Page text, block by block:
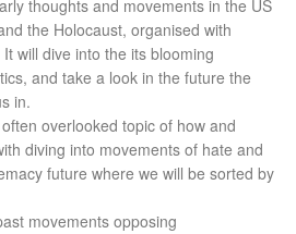
thoughts and movements in the US
the Holocaust, organised with
will dive into the its blooming
and take a look in the future the
in.
overlooked topic of how and
diving into movements of hate and
future where we will be sorted by
movements opposing